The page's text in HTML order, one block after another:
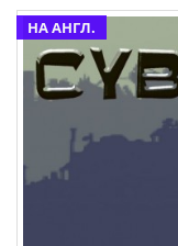
НА АНГЛ.